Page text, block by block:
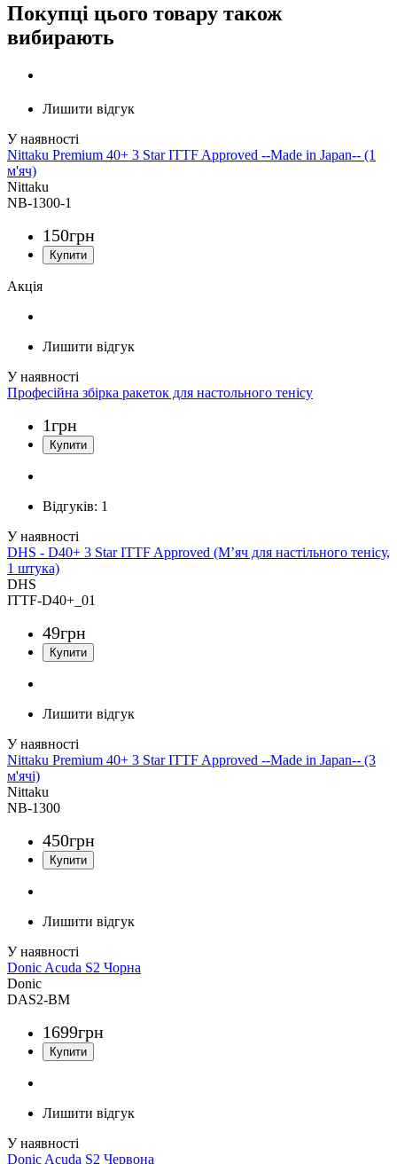
Покупці цього товару також
вибирають
Лишити відгук
Nittaku Premium 40+ 3 Star ITTF Approved --Made in Japan-- (1
м'яч)
Nittaku
NB-1300-1
150грн
Акція
Лишити відгук
Професійна збірка ракеток для настольного тенісу
1грн
Відгуків: 1
DHS - D40+ 3 Star ITTF Approved (М’яч для настільного тенісу,
1 штука)
DHS
ITTF-D40+_01
49грн
Лишити відгук
Nittaku Premium 40+ 3 Star ITTF Approved --Made in Japan-- (3
м'ячі)
Nittaku
NB-1300
450грн
Лишити відгук
Donic Acuda S2 Чорна
Donic
DAS2-BM
1699грн
Лишити відгук
Donic Acuda S2 Червона